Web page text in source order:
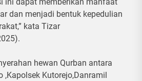
dan menjadi bentuk kepedulian
kata Tizar
hewan Qurban antara
,Kapolsek Kutorejo,Danramil